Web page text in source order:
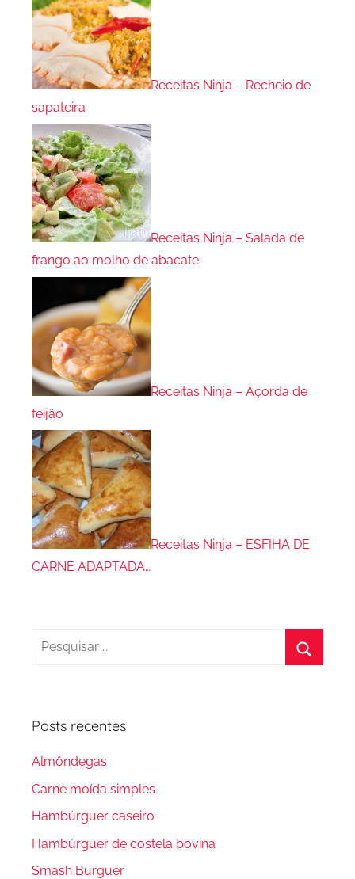
Receitas Ninja – Recheio de
sapateira
Receitas Ninja – Salada de
frango ao molho de abacate
Receitas Ninja – Açorda de
feijão
Receitas Ninja – ESFIHA DE
CARNE ADAPTADA…
Pesquisar
Posts recentes
Almôndegas
Carne moída simples
Hambúrguer caseiro
Hambúrguer de costela bovina
Smash Burguer